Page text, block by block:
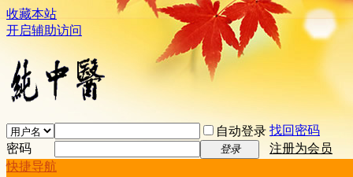
收藏本站
开启辅助访问
自动登录 找回密码
密码
登录
注册为会员
快捷导航